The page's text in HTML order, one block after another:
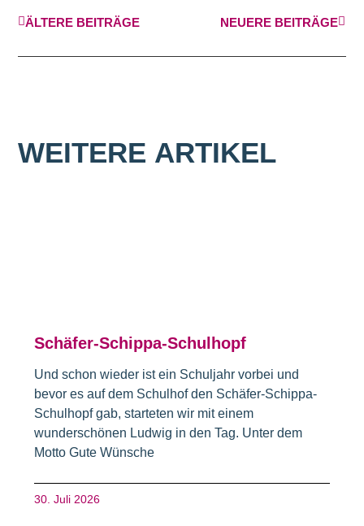
ÄLTERE BEITRÄGE NEUERE BEITRÄGE
WEITERE ARTIKEL
Schäfer-Schippa-Schulhopf
Und schon wieder ist ein Schuljahr vorbei und
bevor es auf dem Schulhof den Schäfer-Schippa-
Schulhopf gab, starteten wir mit einem
wunderschönen Ludwig in den Tag. Unter dem
Motto Gute Wünsche
30. Juli 2026